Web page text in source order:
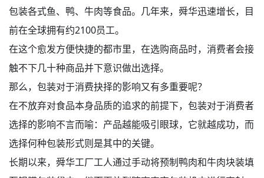
包装各式鱼、鸭、牛肉等食品。几年来，舜华迅速增长，目
前在全球拥有约2100员工。
在这个愈发方便快捷的都市里，在选购商品时，消费者会接
触不下几十种商品并下意识做出选择。
那么，包装对于消费抉择的影响又有多重要呢？
在不放弃对食品本身品质的追求的前提下，包装对于消费者
选择的影响不言而喻：产品越能吸引眼球，它就越成功，而
选择何种包装形式则是其中的关键。
长期以来，舜华工厂工人通过手动将预制鸭肉和牛肉块装填